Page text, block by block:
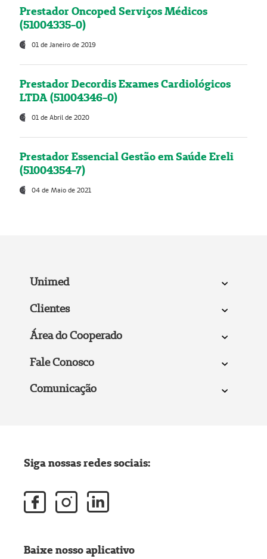
Prestador Oncoped Serviços Médicos
(51004335-0)
01 de Janeiro de 2019
Prestador Decordis Exames Cardiológicos
LTDA (51004346-0)
01 de Abril de 2020
Prestador Essencial Gestão em Saúde Ereli
(51004354-7)
04 de Maio de 2021
Unimed
Clientes
Área do Cooperado
Fale Conosco
Comunicação
Siga nossas redes sociais:
Baixe nosso aplicativo